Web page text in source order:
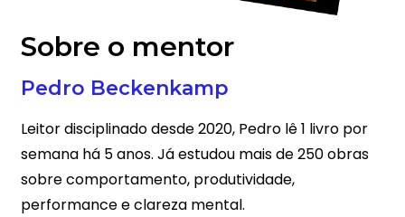
Sobre o mentor
Pedro Beckenkamp
Leitor disciplinado desde 2020, Pedro lê 1 livro por
semana há 5 anos. Já estudou mais de 250 obras
sobre comportamento, produtividade,
performance e clareza mental.